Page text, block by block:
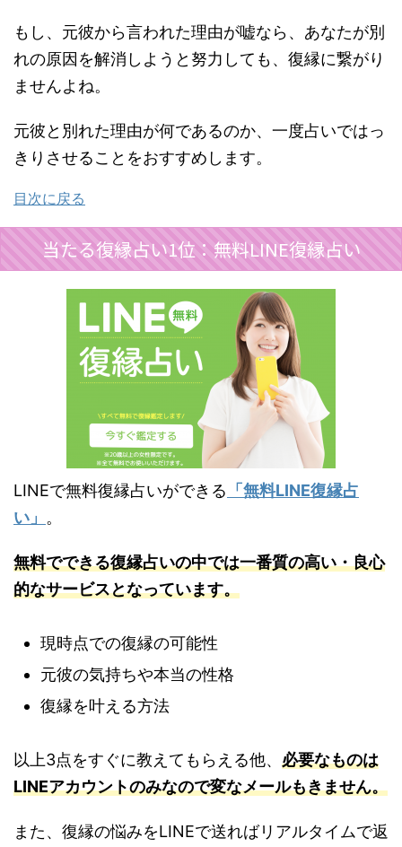
もし、元彼から言われた理由が嘘なら、あなたが別
れの原因を解消しようと努力しても、復縁に繋がり
ませんよね。
元彼と別れた理由が何であるのか、一度占いではっ
きりさせることをおすすめします。
目次に戻る
当たる復縁占い1位：無料LINE復縁占い
LINEで無料復縁占いができる 「無料LINE復縁占
い」 。
無料でできる復縁占いの中では一番質の高い・良心
的なサービスとなっています。
現時点での復縁の可能性
元彼の気持ちや本当の性格
復縁を叶える方法
以上3点をすぐに教えてもらえる他、 必要なものは
LINEアカウントのみなので変なメールもきません。
また、復縁の悩みをLINEで送ればリアルタイムで返